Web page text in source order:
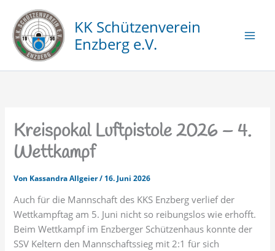
Inhalt
springen
KK Schützenverein
Enzberg e.V.
Kreispokal Luftpistole 2026 – 4.
Wettkampf
Von Kassandra Allgeier/ 16. Juni 2026
Auch für die Mannschaft des KKS Enzberg verlief der
Wettkampftag am 5. Juni nicht so reibungslos wie erhofft.
Beim Wettkampf im Enzberger Schützenhaus konnte der
SSV Keltern den Mannschaftssieg mit 2:1 für sich